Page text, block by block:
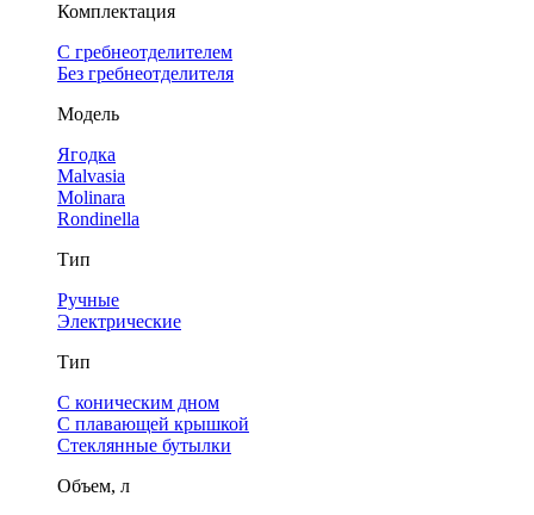
Комплектация
С гребнеотделителем
Без гребнеотделителя
Модель
Ягодка
Malvasia
Molinara
Rondinella
Тип
Ручные
Электрические
Тип
С коническим дном
С плавающей крышкой
Стеклянные бутылки
Объем, л